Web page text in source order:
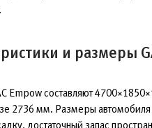
и размеры
Empow составляют
2736 мм. Размеры автомобиля
достаточный запас